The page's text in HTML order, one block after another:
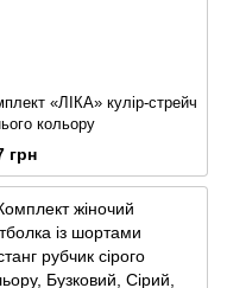
«ЛІКА» кулір-стрейч
кольору
грн